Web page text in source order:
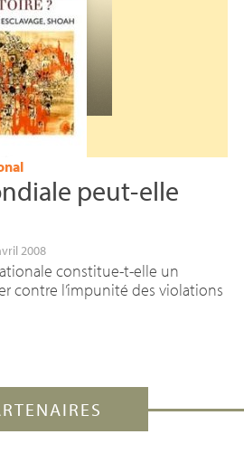
peut-elle
2008
constitue-t-elle un
contre l’impunité des violations